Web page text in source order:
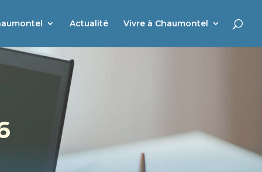
Actualité Vivre à Chaumontel